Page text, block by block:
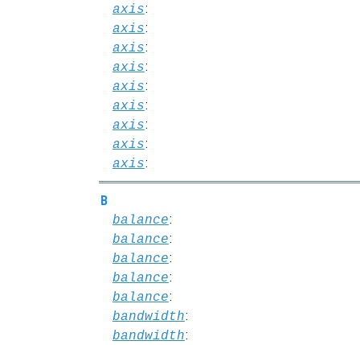
axis:
axis:
axis:
axis:
axis:
axis:
axis:
axis:
axis:
B
balance:
balance:
balance:
balance:
balance:
bandwidth:
bandwidth: